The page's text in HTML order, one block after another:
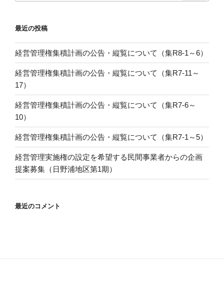
最近の投稿
経営管理権集積計画の公告・縦覧について（集R8-1～6）
経営管理権集積計画の公告・縦覧について（集R7-11～
17）
経営管理権集積計画の公告・縦覧について（集R7-6～
10）
経営管理権集積計画の公告・縦覧について（集R7-1～5）
経営管理実施権の設定を希望する民間事業者からの企画
提案募集（日野浦地区第1期）
最近のコメント